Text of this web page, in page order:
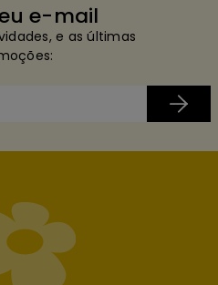
e-mail
e as últimas